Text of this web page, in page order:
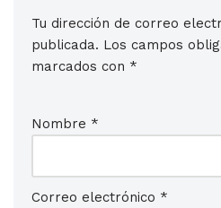
Tu dirección de correo
publicada. Los campos
marcados con *
Nombre *
Correo electrónico *